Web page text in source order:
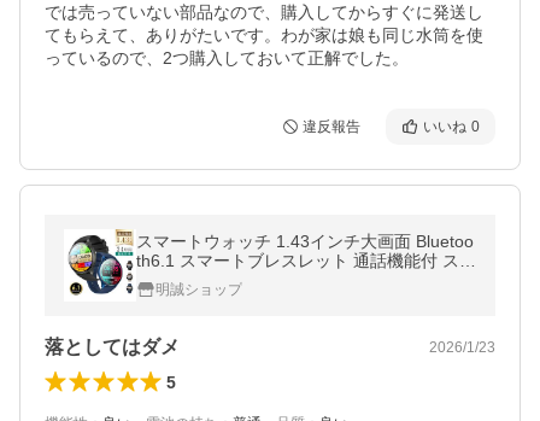
では売っていない部品なので、購入してからすぐに発送し
てもらえて、ありがたいです。わが家は娘も同じ水筒を使
っているので、2つ購入しておいて正解でした。
違反報告 いいね 0
スマートウォッチ 1.43インチ大画面 Bluetoo
th6.1 スマートブレスレット 通話機能付 スポ
ーツウォッチ 音楽再生 健康管理 運動管理
【PL保険加入済み製品・安心】
明誠ショップ
落としてはダメ 2026/1/23
5